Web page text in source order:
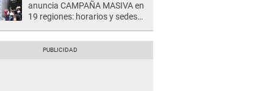
anuncia CAMPAÑA MASIVA en
19 regiones: horarios y sedes